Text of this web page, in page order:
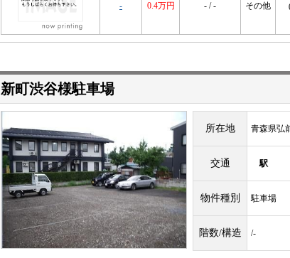
- 0.4万円 - / - その他
新町渋谷様駐車場
所在地 青森県弘
交通 駅
物件種別 駐車場
階数/構造 /-